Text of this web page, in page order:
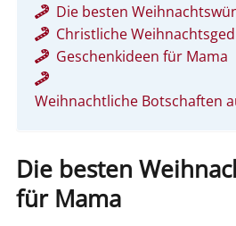
Die besten
Christliche
Geschenkideen für Mama
Weihnachtliche Botschaften
Die besten
für Mama